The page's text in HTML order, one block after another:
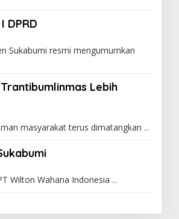
DPRD
Sukabumi resmi mengumumkan
Lebih
masyarakat terus dimatangkan
Wilton Wahana Indonesia